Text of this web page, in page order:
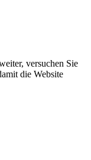
versuchen Sie
die Website